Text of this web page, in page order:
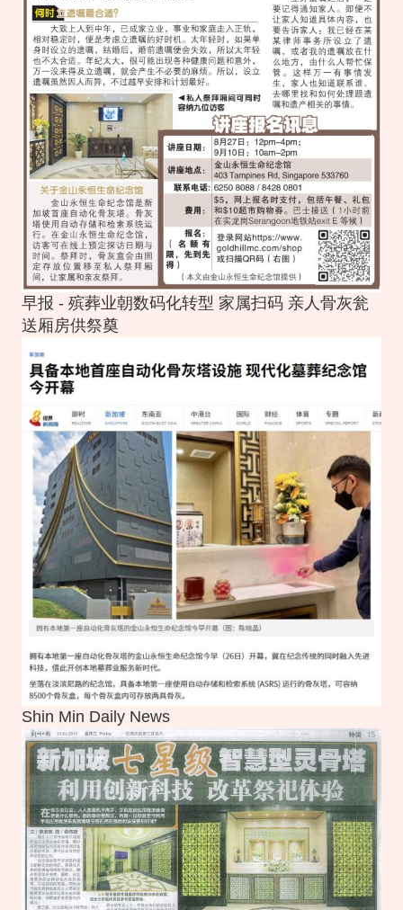
早报 - 殡葬业朝数码化转型 家属扫码 亲人骨灰瓮
送厢房供祭奠
Shin Min Daily News